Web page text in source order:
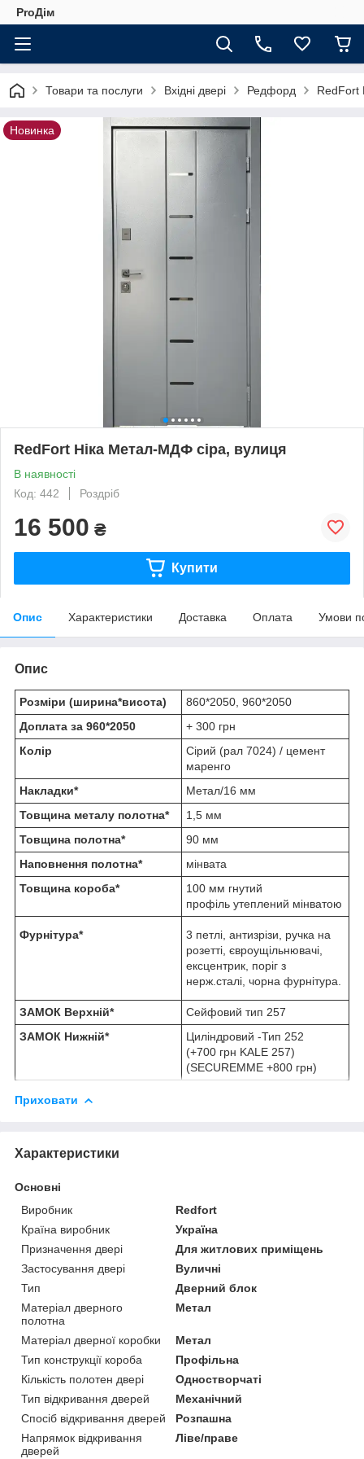
ProДім
Товари та послуги Вхідні двері Редфорд RedFort
Новинка
RedFort Ніка Метал-МДФ сіра, вулиця
В наявності
Код: 442
Роздріб
16 500 ₴
Купити
Опис Характеристики Доставка Оплата Умови
Опис
Розміри (ширина*висота)
860*2050, 960*2050
Доплата за 960*2050
+ 300 грн
Колір
Сірий (рал 7024) / цемент
маренго
Накладки*
Метал/16 мм
Товщина металу полотна*
1,5 мм
Товщина полотна*
90 мм
Наповнення полотна*
мінвата
Товщина короба*
100 мм гнутий
профіль утеплений мінватою
Фурнітура*
3 петлі, антизрізи, ручка на
розетті, євроущільнювачі,
ексцентрик, поріг з
нерж.сталі, чорна фурнітура.
ЗАМОК Верхній*
Сейфовий тип 257
ЗАМОК Нижній*
Циліндровий -Тип 252
(+700 грн KALE 257)
(SECUREMME +800 грн)
Приховати
Характеристики
Основні
Виробник
Redfort
Країна виробник
Україна
Призначення двері
Для житлових приміщень
Застосування двері
Вуличні
Тип
Дверний блок
Матеріал дверного
полотна
Метал
Матеріал дверної коробки
Метал
Тип конструкції короба
Профільна
Кількість полотен двері
Одностворчаті
Тип відкривання дверей
Механічний
Спосіб відкривання дверей
Розпашна
Напрямок відкривання
дверей
Ліве/праве